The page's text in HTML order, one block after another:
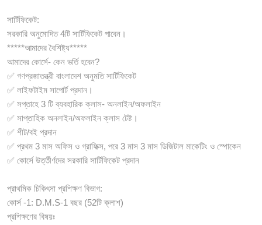
সার্টিফিকেট:
সরকারি অনুমোদিত 4টি সার্টিফিকেট পাবেন।
*****আমাদের বৈশিষ্ট্য*****
আমাদের কোর্সে- কেন ভর্তি হবেন?
✅ গণপ্রজাতন্ত্রী বাংলাদেশ অনুমতি সার্টিফিকেট
✅ লাইফটাইম সাপোর্ট প্রদান।
✅ সপ্তাহে 3 টি ব্যবহারিক ক্লাস- অনলাইন/অফলাইন
✅ সাপ্তাহিক অনলাইন/অফলাইন ক্লাস টেষ্ট।
✅ শীট/বই প্রদান
✅ প্রথম 3 মাস অফিস ও গ্রাফিক্স, পরে 3 মাস 3 মাস ডিজিটাল মাকেটিং ও স্পোকেন
✅ কোর্সে উর্ত্তীর্ণদের সরকারি সার্টিফিকেট প্রদান
প্রাথমিক চিকিৎসা প্রশিক্ষণ বিভাগ:
কোর্স -1: D.M.S-1 বছর (52টি ক্লাশ)
প্রশিক্ষণের বিষয়ঃ